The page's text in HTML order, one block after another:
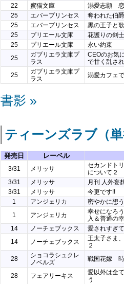
22
蜜猫文庫
溺愛志願
25
エバープリンセス
奪われた伯
25
エバープリンセス
黒の王子と
25
プリエール文庫
花護りの剣士
25
プリエール文庫
永い約束
25
ガブリエラ文庫プ
ラス
CEOのお気
で甘く乱され
25
ガブリエラ文庫プ
ラス
溺愛カフェ
書影 »
ティーンズラブ（
発売日 レーベル
3/31 メリッサ
セカンドト
について２
3/31
メリッサ
月刊 人外妄
3/31
メリッサ
今更です!!
1
アンジェリカ
密やかに想う
1
アンジェリカ
幸せになろ
入＆普通の
14
ノーチェブックス
愛されすぎ
14
ノーチェブックス
王太子さま
２
28
ショコラシュクレ
ノベルズ
戦国花嫁 時
28 フェアリーキス
愛以外は全
う